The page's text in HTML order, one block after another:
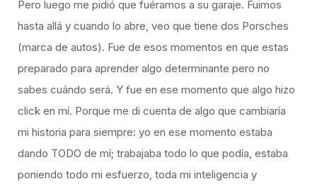
Pero luego me pidió que fuéramos a su garaje. Fuimos
hasta allá y cuando lo abre, veo que tiene dos Porsches
(marca de autos). Fue de esos momentos en que estas
preparado para aprender algo determinante pero no
sabes cuándo será. Y fue en ese momento que algo hizo
click en mí. Porque me di cuenta de algo que cambiaría
mi historia para siempre: yo en ese momento estaba
dando TODO de mí; trabajaba todo lo que podía, estaba
poniendo todo mi esfuerzo, toda mi inteligencia y